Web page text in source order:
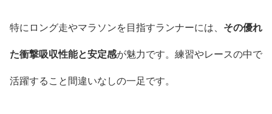
特にロング走やマラソンを目指すランナーには、 その優れ
た衝撃吸収性能と安定感が魅力です。練習やレースの中で
活躍すること間違いなしの一足です。